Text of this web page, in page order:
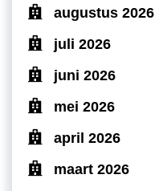
augustus 2026
juli 2026
juni 2026
mei 2026
april 2026
maart 2026